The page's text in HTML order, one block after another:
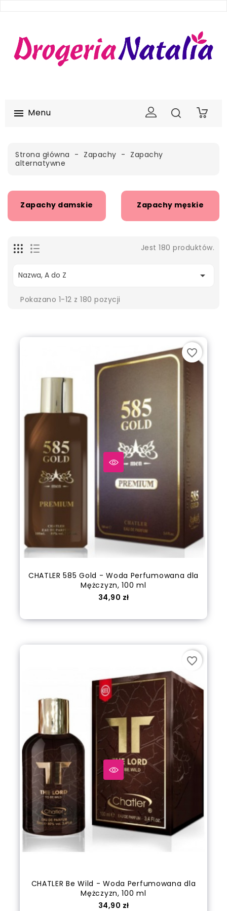
 Menu 0
Strona główna Zapachy
Zapachy
alternatywne
Zapachy damskie Zapachy męskie
Jest 180 produktów.
Nazwa, A do Z 
Pokazano 1-12 z 180 pozycji
CHATLER 585 Gold - Woda Perfumowana dla
Mężczyzn, 100 ml
Cena
34,90 zł
favorite_border
CHATLER Be Wild - Woda Perfumowana dla
Mężczyzn, 100 ml
Cena
34,90 zł
favorite_border